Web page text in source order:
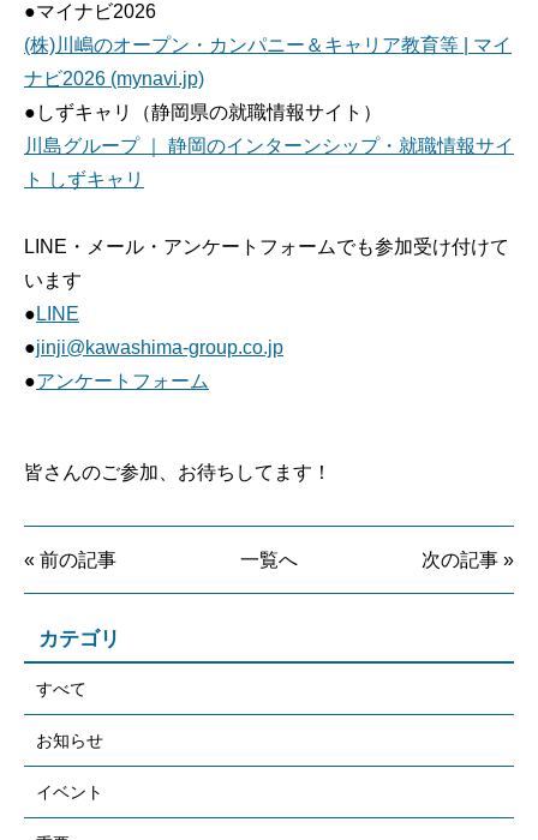
●マイナビ2026
(株)川嶋のオープン・カンパニー＆キャリア教育等 | マイ
ナビ2026 (mynavi.jp)
●しずキャリ（静岡県の就職情報サイト）
川島グループ ｜ 静岡のインターンシップ・就職情報サイ
ト しずキャリ
LINE・メール・アンケートフォームでも参加受け付けて
います
● LINE
●jinji@kawashima-group.co.jp
●アンケートフォーム
皆さんのご参加、お待ちしてます！
« 前の記事 一覧へ 次の記事 »
カテゴリ
すべて
お知らせ
イベント